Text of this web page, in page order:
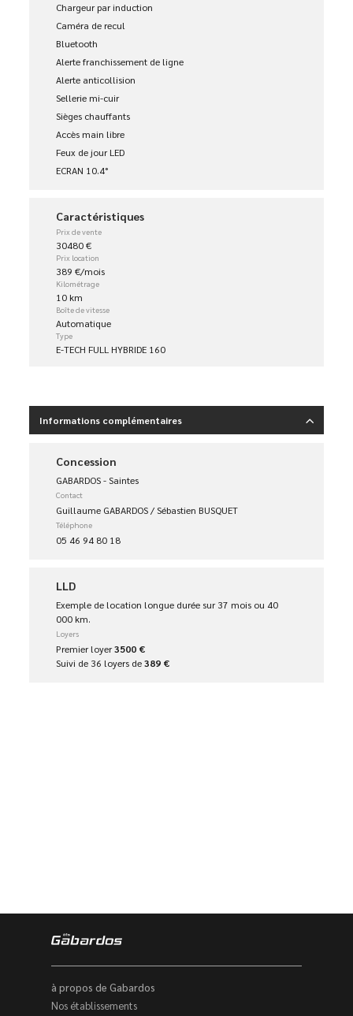
Chargeur par induction
Caméra de recul
Bluetooth
Alerte franchissement de ligne
Alerte anticollision
Sellerie mi-cuir
Sièges chauffants
Accès main libre
Feux de jour LED
ECRAN 10.4°
Caractéristiques
Prix de vente
30480 €
Prix location
389 €/mois
Kilométrage
10 km
Boîte de vitesse
Automatique
Type
E-TECH FULL HYBRIDE 160
Informations complémentaires
Concession
GABARDOS - Saintes
Contact
Guillaume GABARDOS / Sébastien BUSQUET
Téléphone
05 46 94 80 18
LLD
Exemple de location longue durée sur 37 mois ou 40
000 km.
Loyers
Premier loyer3500 €
Suivi de 36 loyers de389 €
à propos de Gabardos
Nos établissements